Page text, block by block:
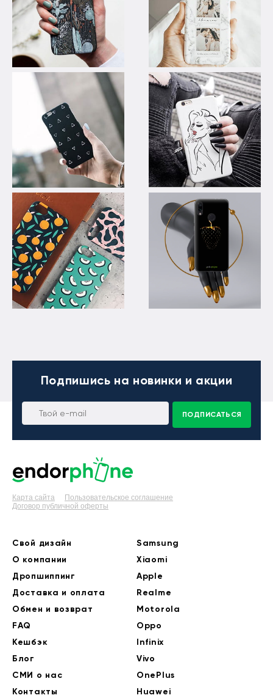
Подпишись на новинки и акции
ПОДПИСАТЬСЯ
Карта сайта
Пользовательское соглашение
Договор публичной оферты
Свой дизайн
О компании
Дропшиппинг
Доставка и оплата
Обмен и возврат
FAQ
Кешбэк
Блог
СМИ о нас
Контакты
Samsung
Xiaomi
Apple
Realme
Motorola
Oppo
Infinix
Vivo
OnePlus
Huawei